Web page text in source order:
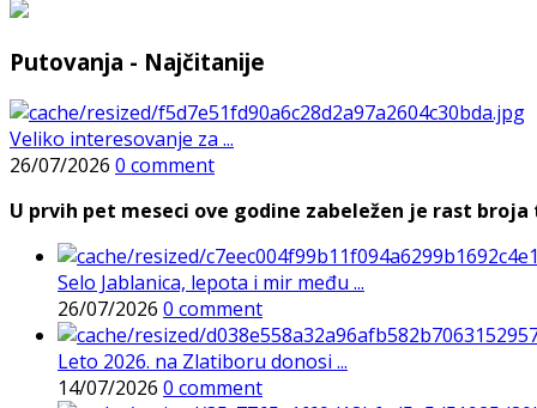
Putovanja - Najčitanije
Veliko interesovanje za ...
26/07/2026 0 comment
U prvih pet meseci ove godine zabeležen je rast
Selo Jablanica, lepota i mir među ...
26/07/2026 0 comment
Leto 2026. na Zlatiboru donosi ...
14/07/2026 0 comment